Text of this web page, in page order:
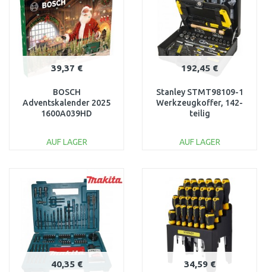
39,37 €
BOSCH
Adventskalender 2025
1600A039HD
AUF LAGER
Vergleichen
192,45 €
Stanley STMT98109-1
Werkzeugkoffer, 142-
teilig
AUF LAGER
Vergleichen
40,35 € 34,59 €